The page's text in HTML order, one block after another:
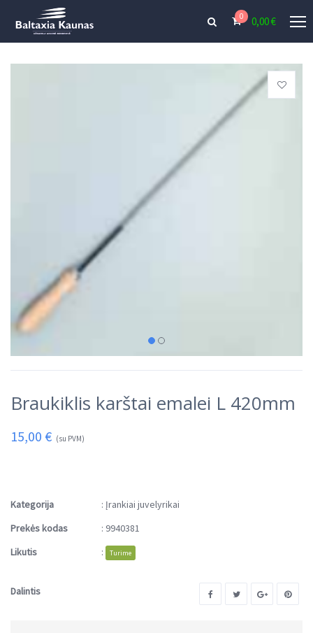
0 0,00€
Braukiklis karštai emalei L 420mm
15,00 € (su PVM)
Kategorija : Įrankiai juvelyrikai
Prekės kodas
: 9940381
Likutis
: Turime
Dalintis